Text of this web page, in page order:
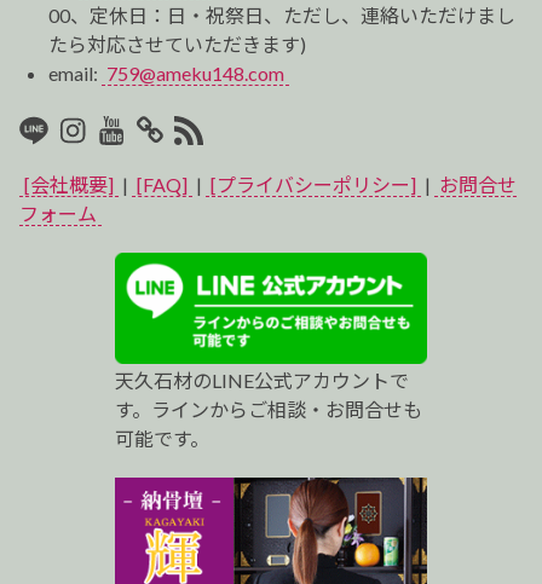
00、定休日：日・祝祭日、ただし、連絡いただけまし
たら対応させていただきます)
email: 759@ameku148.com
LINEInstagram
Youtube
マ
イ
ス
ト
ロ
RSS2
[会社概要] | [FAQ] | [プライバシーポリシー] | お問合せ
フォーム
天久石材のLINE公式アカウントで
す。ラインからご相談・お問合せも
可能です。